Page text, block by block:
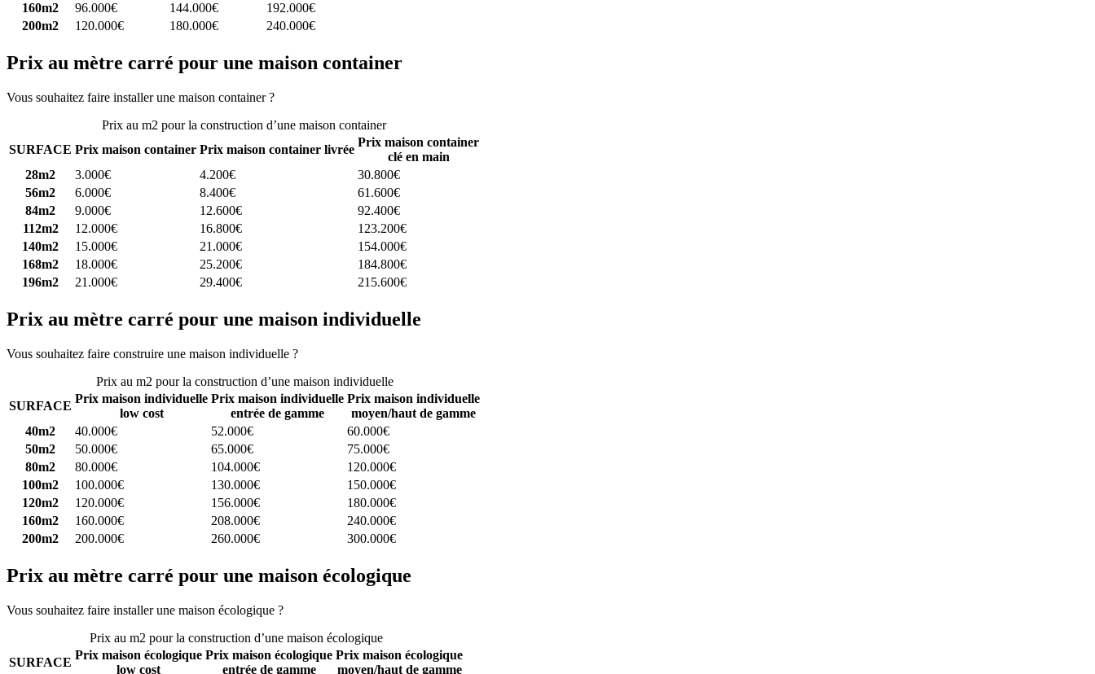
160m2
96.000€ 144.000€
192.000€
200m2
120.000€ 180.000€ 240.000€
Prix au mètre carré pour une maison container
Vous souhaitez faire installer une maison container ?
Prix au m2 pour la construction d’une maison container
SURFACE Prix maison container Prix maison container livrée
Prix maison container
clé en main
28m2
3.000€ 4.200€
30.800€
56m2
6.000€ 8.400€
61.600€
84m2
9.000€ 12.600€
92.400€
112m2
12.000€ 16.800€
123.200€
140m2
15.000€ 21.000€
154.000€
168m2
18.000€ 25.200€
184.800€
196m2
21.000€ 29.400€ 215.600€
Prix au mètre carré pour une maison individuelle
Vous souhaitez faire construire une maison individuelle ?
Prix au m2 pour la construction d’une maison individuelle
SURFACE
Prix maison individuelle
low cost
Prix maison individuelle
entrée de gamme
Prix maison individuelle
moyen/haut de gamme
40m2
40.000€ 52.000€
60.000€
50m2
50.000€ 65.000€
75.000€
80m2
80.000€ 104.000€
120.000€
100m2
100.000€ 130.000€
150.000€
120m2
120.000€ 156.000€
180.000€
160m2
160.000€ 208.000€
240.000€
200m2
200.000€ 260.000€ 300.000€
Prix au mètre carré pour une maison écologique
Vous souhaitez faire installer une maison écologique ?
Prix au m2 pour la construction d’une maison écologique
SURFACE
Prix maison écologique
low cost
Prix maison écologique
entrée de gamme
Prix maison écologique
moyen/haut de gamme